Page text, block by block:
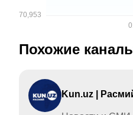
Похожие
Kun.uz |